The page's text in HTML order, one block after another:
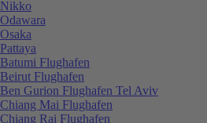
Nikko
Odawara
Osaka
Pattaya
Batumi Flughafen
Beirut Flughafen
Ben Gurion Flughafen Tel Aviv
Chiang Mai Flughafen
Chiang Rai Flughafen